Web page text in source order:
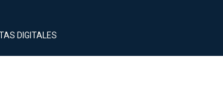
DIGITALES